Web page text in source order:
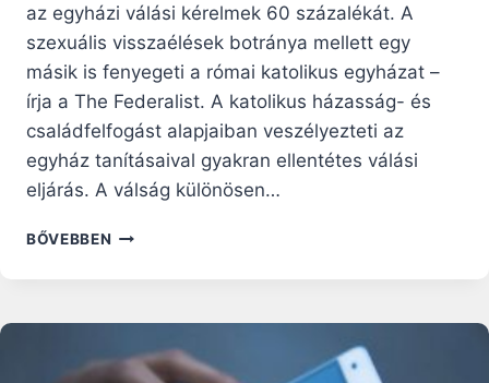
az egyházi válási kérelmek 60 százalékát. A
szexuális visszaélések botránya mellett egy
másik is fenyegeti a római katolikus egyházat –
írja a The Federalist. A katolikus házasság- és
családfelfogást alapjaiban veszélyezteti az
egyház tanításaival gyakran ellentétes válási
eljárás. A válság különösen…
BŐVEBBEN LEÓ
RÓMAI
KATOLIKUS
EGYHÁZBAN